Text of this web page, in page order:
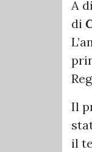
A
di
Il
il